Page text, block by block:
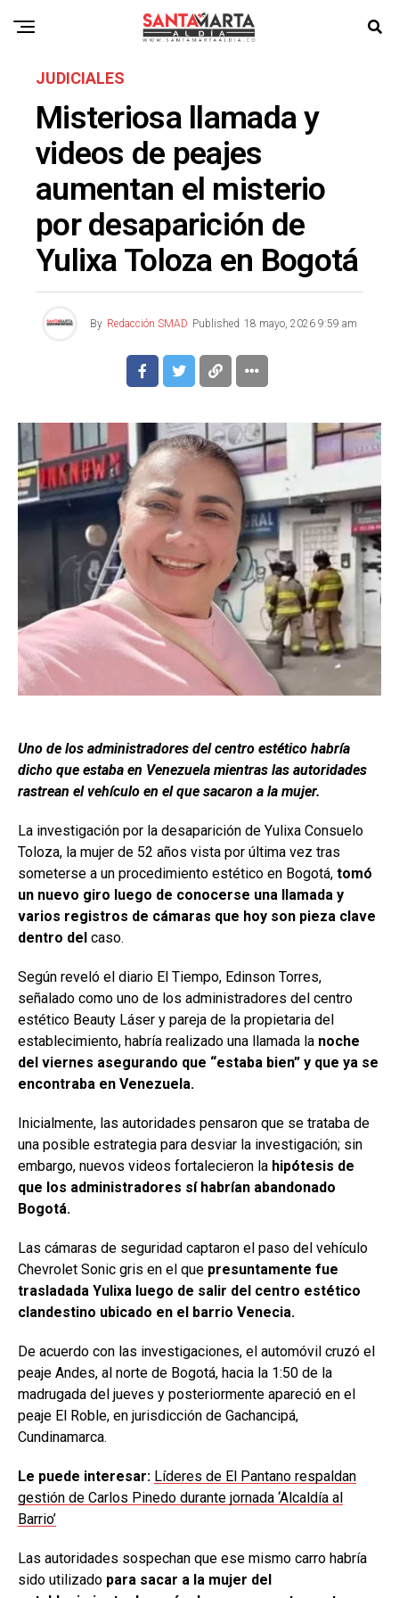
JUDICIALES
Misteriosa llamada y
videos de peajes
aumentan el misterio
por desaparición de
Yulixa Toloza en Bogotá
By Redacción SMAD Published 18 mayo, 2026 9:59 am
Uno de los administradores del centro estético habría
dicho que estaba en Venezuela mientras las autoridades
rastrean el vehículo en el que sacaron a la mujer.
La investigación por la desaparición de Yulixa Consuelo
Toloza, la mujer de 52 años vista por última vez tras
someterse a un procedimiento estético en Bogotá, tomó
un nuevo giro luego de conocerse una llamada y
varios registros de cámaras que hoy son pieza clave
dentro del caso.
Según reveló el diario El Tiempo, Edinson Torres,
señalado como uno de los administradores del centro
estético Beauty Láser y pareja de la propietaria del
establecimiento, habría realizado una llamada la noche
del viernes asegurando que “estaba bien” y que ya se
encontraba en Venezuela.
Inicialmente, las autoridades pensaron que se trataba de
una posible estrategia para desviar la investigación; sin
embargo, nuevos videos fortalecieron la hipótesis de
que los administradores sí habrían abandonado
Bogotá.
Las cámaras de seguridad captaron el paso del vehículo
Chevrolet Sonic gris en el que presuntamente fue
trasladada Yulixa luego de salir del centro estético
clandestino ubicado en el barrio Venecia.
De acuerdo con las investigaciones, el automóvil cruzó el
peaje Andes, al norte de Bogotá, hacia la 1:50 de la
madrugada del jueves y posteriormente apareció en el
peaje El Roble, en jurisdicción de Gachancipá,
Cundinamarca.
Le puede interesar: Líderes de El Pantano respaldan
gestión de Carlos Pinedo durante jornada ‘Alcaldía al
Barrio’
Las autoridades sospechan que ese mismo carro habría
sido utilizado para sacar a la mujer del